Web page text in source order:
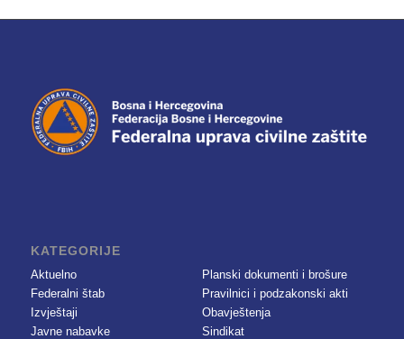
KATEGORIJE
Aktuelno
Federalni štab
Izvještaji
Javne nabavke
Planski dokumenti i brošure
Pravilnici i podzakonski akti
Obavještenja
Sindikat